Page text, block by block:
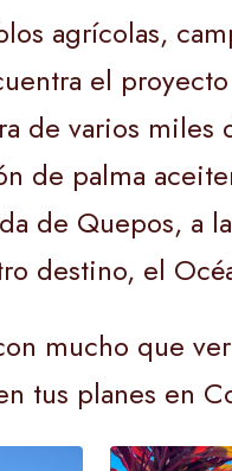
agrícolas,
el
de varios
de palma
de Quepos, a
destino, el
mucho que
tus planes en